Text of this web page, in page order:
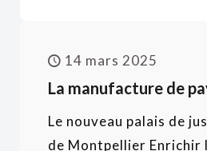
14 mars 2025
La manufacture de
Le nouveau palais de
de Montpellier Enrichir